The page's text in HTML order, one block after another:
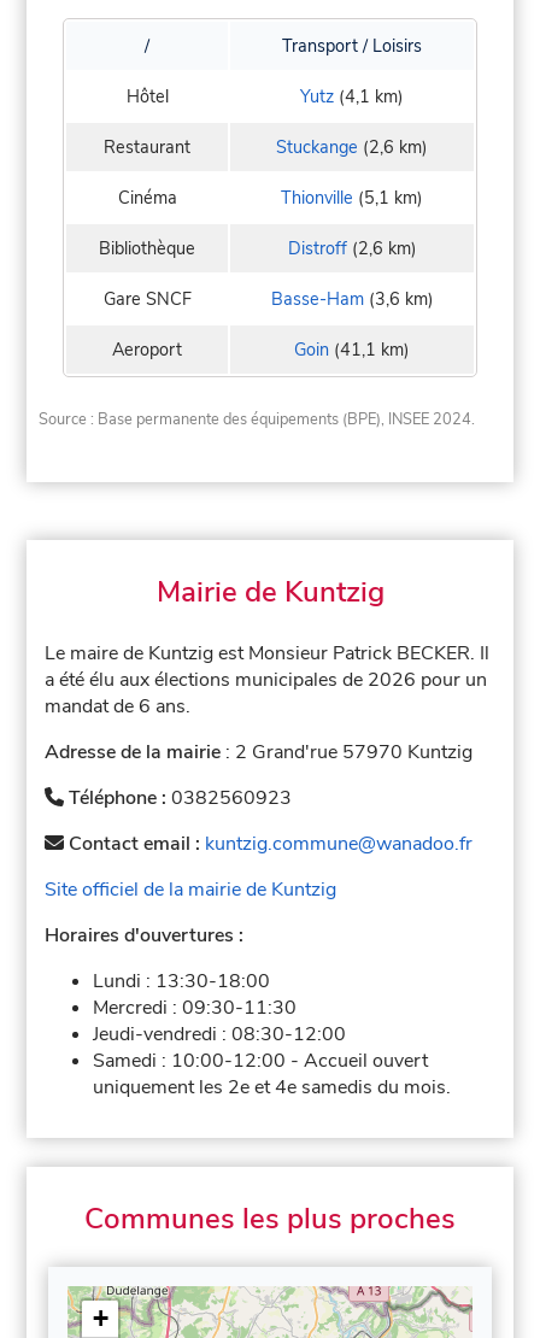
/ Transport / Loisirs
Hôtel Yutz (4,1 km)
Restaurant Stuckange (2,6 km)
Cinéma Thionville (5,1 km)
Bibliothèque Distroff(2,6 km)
Gare SNCF Basse-Ham(3,6 km)
Aeroport Goin (41,1 km)
Source : Base permanente des équipements (BPE), INSEE 2024.
Mairie de Kuntzig
Le maire de Kuntzig est Monsieur Patrick BECKER. Il
a été élu aux élections municipales de 2026 pour un
mandat de 6 ans.
Adresse de la mairie : 2 Grand'rue 57970 Kuntzig
Téléphone :0382560923
Contact email : kuntzig.commune@wanadoo.fr
Site officiel de la mairie de Kuntzig
Horaires d'ouvertures :
Lundi : 13:30-18:00
Mercredi :09:30-11:30
Jeudi-vendredi :08:30-12:00
Samedi : 10:00-12:00 -Accueil ouvert
uniquement les 2e et 4e samedis du mois.
Communes les plus proches
+